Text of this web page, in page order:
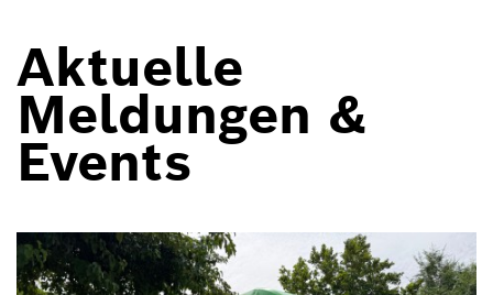
Aktuelle
Meldungen &
Events